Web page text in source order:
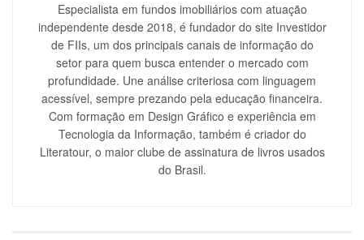
Especialista em fundos imobiliários com atuação
independente desde 2018, é fundador do site Investidor
de FIIs, um dos principais canais de informação do
setor para quem busca entender o mercado com
profundidade. Une análise criteriosa com linguagem
acessível, sempre prezando pela educação financeira.
Com formação em Design Gráfico e experiência em
Tecnologia da Informação, também é criador do
Literatour, o maior clube de assinatura de livros usados
do Brasil.